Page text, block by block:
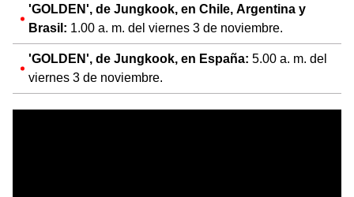
'GOLDEN', de Jungkook, en Chile, Argentina y
Brasil: 1.00 a. m. del viernes 3 de noviembre.
'GOLDEN', de Jungkook, en España: 5.00 a. m. del
viernes 3 de noviembre.